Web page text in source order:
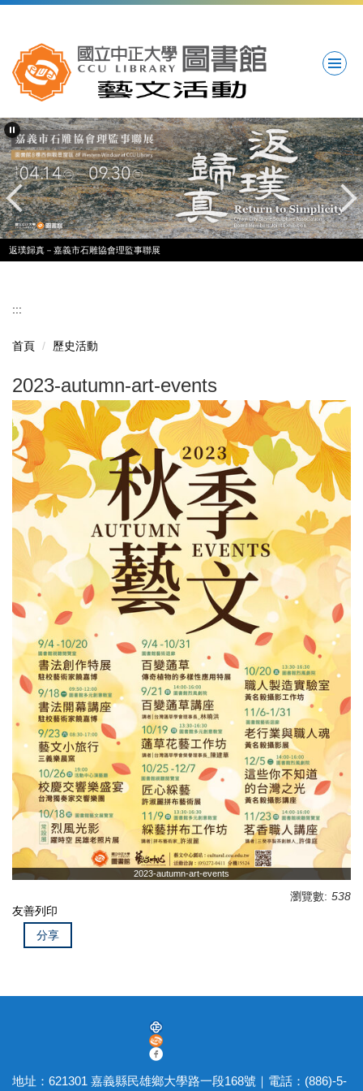
要
內
返璞歸真－嘉義市石雕協會理監事聯展
:::
首頁 歷史活動
2023-autumn-art-events
2023-autumn-art-events
瀏覽數: 538
友善列印
分享
地址：621301 嘉義縣民雄鄉大學路一段168號｜電話：(886)-5-